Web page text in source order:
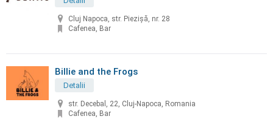
Cluj Napoca, str. Piezişă, nr. 28
Cafenea, Bar
Billie and the Frogs
Detalii
str. Decebal, 22, Cluj-Napoca, Romania
Cafenea, Bar